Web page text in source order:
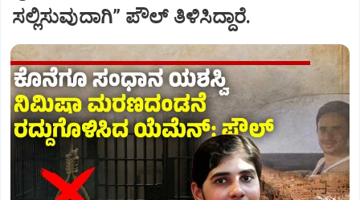
ಸಲ್ಲಿಸುವುದಾಗಿ” ಪೌಲ್‌ ತಿಳಿಸಿದ್ದಾರೆ.